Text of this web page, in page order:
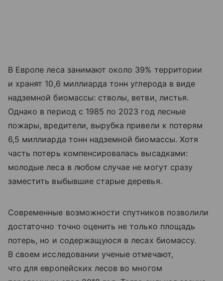
В Европе леса занимают около 39% территории
и хранят 10,6 миллиарда тонн углерода в виде
надземной биомассы: стволы, ветви, листья.
Однако в период с 1985 по 2023 год лесные
пожары, вредители, вырубка привели к потерям
6,5 миллиарда тонн надземной биомассы. Хотя
часть потерь компенсировалась высадками:
молодые леса в любом случае не могут сразу
заместить выбывшие старые деревья.
Современные возможности спутников позволили
достаточно точно оценить не только площадь
потерь, но и содержащуюся в лесах биомассу.
В своем исследовании ученые отмечают,
что для европейских лесов во многом